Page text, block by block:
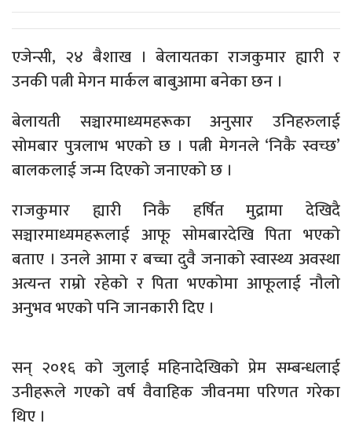
एजेन्सी, २४ बैशाख । बेलायतका राजकुमार ह्यारी र
उनकी पत्नी मेगन मार्कल बाबुआमा बनेका छन ।
बेलायती सञ्चारमाध्यमहरूका अनुसार उनिहरुलाई
सोमबार पुत्रलाभ भएको छ । पत्नी मेगनले ‘निकै स्वच्छ’
बालकलाई जन्म दिएको जनाएको छ ।
राजकुमार ह्यारी निकै हर्षित मुद्रामा देखिदै
सञ्चारमाध्यमहरूलाई आफू साेमबारदेखि पिता भएको
बताए । उनले आमा र बच्चा दुवै जनाको स्वास्थ्य अवस्था
अत्यन्त राम्रो रहेको र पिता भएकोमा आफूलाई नौलो
अनुभव भएको पनि जानकारी दिए ।
सन् २०१६ को जुलाई महिनादेखिको प्रेम सम्बन्धलाई
उनीहरूले गएको वर्ष वैवाहिक जीवनमा परिणत गरेका
थिए ।